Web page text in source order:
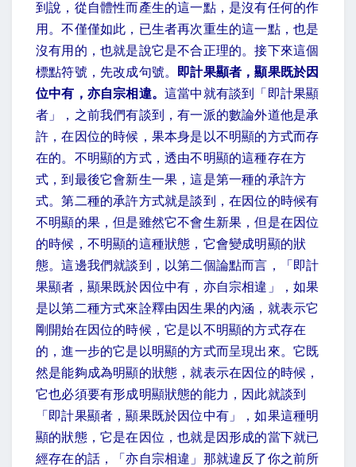
到說，從自體性而產生的這一點，是沒有任何的作
用。不僅僅如此，已生者再次重生的這一點，也是
沒有用的，也就是說它是不合正理的。接下來這個
標點符號，先改成句號。
即計果顯者，顯果既於因
位中有，亦自宗相違。 這當中就有談到「即計果顯
者」，之前我們有談到，有一派的數論外道他是承
許，在因位的時候，果本身是以不明顯的方式而存
在的。不明顯的方式，透由不明顯的這種存在方
式，到最後它會新生一果，這是第一種的承許方
式。第二種的承許方式就是談到，在因位的時候有
不明顯的果，但是雖然它不會生新果，但是在因位
的時候，不明顯的這種狀態，它會變成明顯的狀
態。這邊我們就談到，以第二個論點而言，「即計
果顯者，顯果既於因位中有，亦自宗相違」，如果
是以第二種方式來詮釋由因生果的內涵，就表示它
剛開始在因位的時候，它是以不明顯的方式存在
的，進一步的它是以明顯的方式而呈現出來。它既
然是能夠成為明顯的狀態，就表示在因位的時候，
它也必須要有形成明顯狀態的能力，因此就談到
「即計果顯者，顯果既於因位中有」，如果這種明
顯的狀態，它是在因位，也就是因形成的當下就已
經存在的話，「亦自宗相違」那就違反了你之前所